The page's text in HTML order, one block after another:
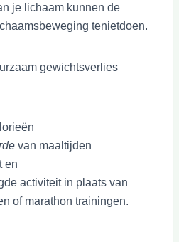
je lichaam kunnen de
tenietdoen.
gewichtsverlies
van maaltijden
en
activiteit in plaats van
of marathon trainingen.